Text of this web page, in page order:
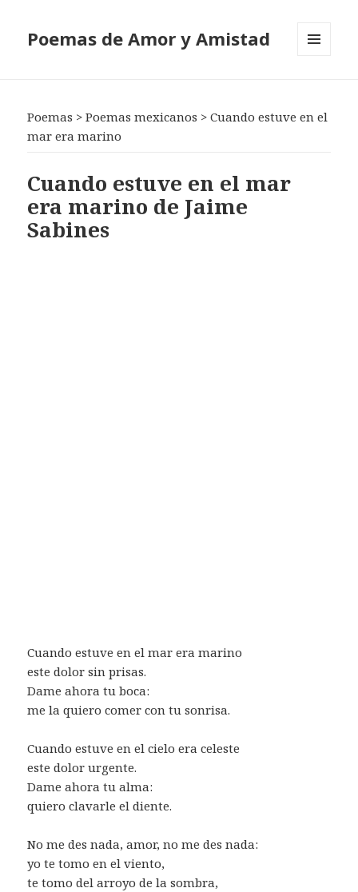
Poemas de Amor y Amistad
Poemas >Poemas mexicanos >Cuando estuve en el
mar era marino
Cuando estuve en el mar
era marino de Jaime
Sabines
Cuando estuve en el mar era marino
este dolor sin prisas.
Dame ahora tu boca:
me la quiero comer con tu sonrisa.
Cuando estuve en el cielo era celeste
este dolor urgente.
Dame ahora tu alma:
quiero clavarle el diente.
No me des nada, amor, no me des nada:
yo te tomo en el viento,
te tomo del arroyo de la sombra,